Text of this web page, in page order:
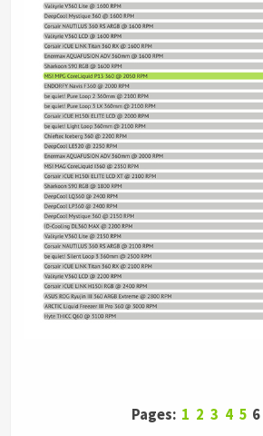
Pages: 1 2 3 4 5 6